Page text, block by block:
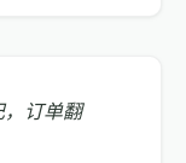
订单翻